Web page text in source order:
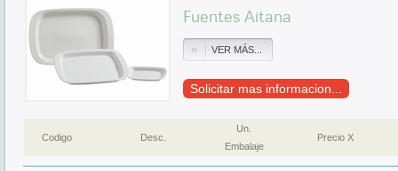
Fuentes Aitana
VER MÁS...
Solicitar mas informacion...
Codigo Desc.
Un.
Embalaje
Precio X